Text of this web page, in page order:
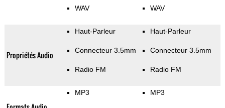
WAV WAV
Propriétés Audio
Haut-Parleur
Connecteur 3.5mm
Radio FM
Haut-Parleur
Connecteur 3.5mm
Radio FM
MP3 MP3